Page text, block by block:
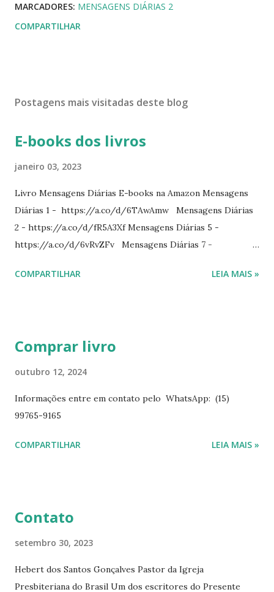
MARCADORES: MENSAGENS DIÁRIAS 2
COMPARTILHAR
Postagens mais visitadas deste blog
E-books dos livros
janeiro 03, 2023
Livro Mensagens Diárias E-books na Amazon Mensagens
Diárias 1 - https://a.co/d/6TAwAmw Mensagens Diárias
2 - https://a.co/d/fR5A3Xf Mensagens Diárias 5 -
https://a.co/d/6vRvZFv Mensagens Diárias 7 -
https://a.co/d/h4iP1oj Mensagens Diárias 10 -
Mensagens Diárias 4 -
mensagens diárias traz uma meditação para cada dia do
ano. Passagens bíblicas, ilustrações, histórias
Diário da Rádio Trans mundial a mais de 15 anos. Escreveu o
COMPARTILHAR LEIA MAIS »
Comprar livro
outubro 12, 2024
Informações entre em contato pelo WhatsApp: (15)
99765-9165
COMPARTILHAR LEIA MAIS »
Contato
setembro 30, 2023
Hebert dos Santos Gonçalves Pastor da Igreja
Presbiteriana do Brasil Um dos escritores do Presente